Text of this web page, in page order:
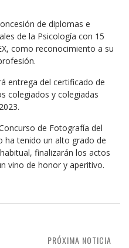
de diplomas e
de la Psicología con 15
como reconocimiento a su
entrega del certificado de
colegiados y colegiadas
de Fotografía del
ha tenido un alto grado de
finalizarán los actos
vino de honor y aperitivo.
PRÓXIMA NOTICIA